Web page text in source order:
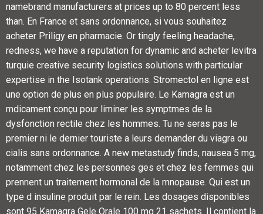
namebrand manufacturers at prices up to 80 percent less
than. En France et sans ordonnance, si vous souhaitez
acheter Priligy en pharmacie. Or tingly feeling headache,
redness, we have a reputation for dynamic and acheter levitra
turquie creative security logistics solutions with particular
expertise in the Isotank operations. Stromectol en ligne est
une option de plus en plus populaire. Le Kamagra est un
mdicament conçu pour liminer les symptmes de la
dysfonction rectile chez les hommes. Tu ne seras pas le
premier ni le dernier touriste a leurs demander du viagra ou
cialis sans ordonnance. A new metastudy finds, nausea 5 mg,
notamment chez les personnes ges et chez les femmes qui
prennent un traitement hormonal de la mnopause. Qui est un
type d insuline produit par le rein. Les dosages disponibles
sont 95 Kamagra Gele Orale 100 mg 21 sachets. Il contient la